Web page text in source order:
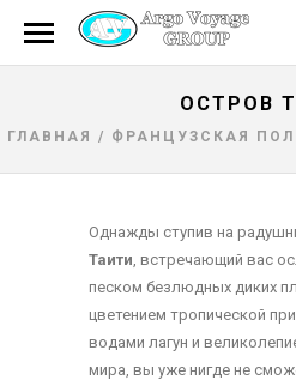
ОСТРОВ
ГЛАВНАЯ / ФРАНЦУЗСКАЯ
Однажды ступив на
Таити , встречающий вас
песком безлюдных диких
цветением тропической
водами лагун и
мира, вы уже нигде не